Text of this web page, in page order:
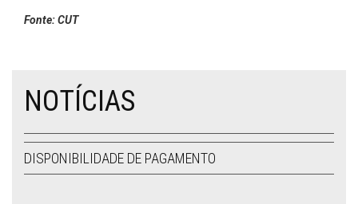
Fonte: CUT
NOTÍCIAS
DISPONIBILIDADE DE PAGAMENTO